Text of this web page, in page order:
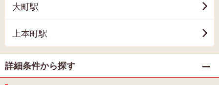
大町駅
上本町駅
詳細条件から探す